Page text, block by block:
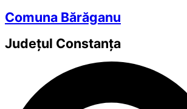
Comuna Bărăganu
Județul Constanța